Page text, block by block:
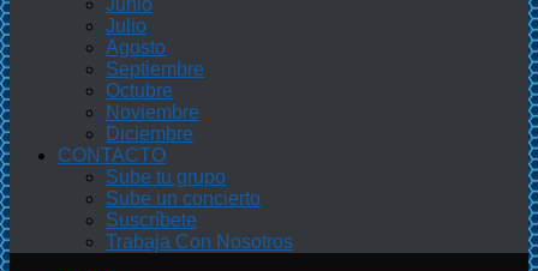
Junio
Julio
Agosto
Septiembre
Octubre
Noviembre
Diciembre
CONTACTO
Sube tu grupo
Sube un concierto
Suscríbete
Trabaja Con Nosotros